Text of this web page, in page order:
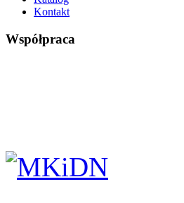
Kontakt
Współpraca